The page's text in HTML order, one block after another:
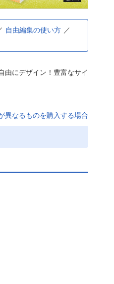
自由編集の使い方
由にデザイン！豊富なサイ
異なるものを購入する場合